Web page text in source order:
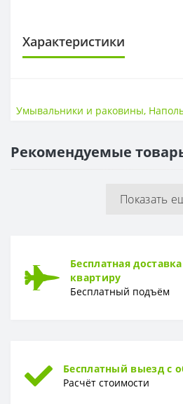
Характеристики
Высота
ГЛУБИНА
Умывальники и раковины,
Рекомендуемые
Показать
Бесплатная
квартиру
Бесплатный подъём
Бесплатный выезд с
Расчёт стоимости